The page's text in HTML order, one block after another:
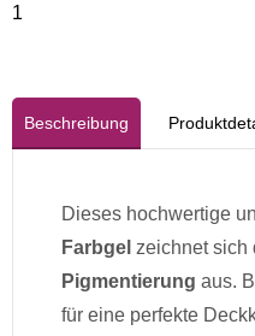
1
Beschreibung
Dieses hochwertige
Farbgel zeichnet sich
Pigmentierung aus.
für eine perfekte